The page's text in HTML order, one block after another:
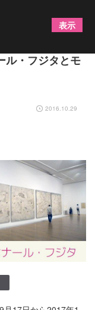
「熱」を感じ
・フジタとモ
2016.10.29
表示